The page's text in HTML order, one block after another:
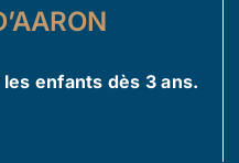
enfants dès 3 ans.